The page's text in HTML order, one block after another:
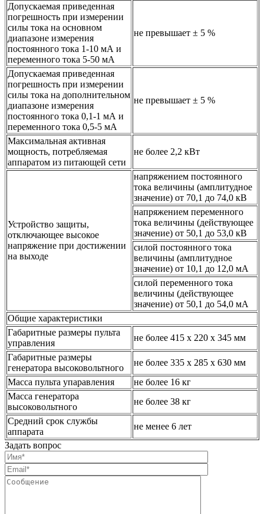
Допускаемая приведенная
погрешность при измерении
силы тока на основном
диапазоне измерения
постоянного тока 1-10 мА и
переменного тока 5-50 мА
не превышает ± 5 %
Допускаемая приведенная
погрешность при измерении
силы тока на дополнительном
диапазоне измерения
постоянного тока 0,1-1 мА и
переменного тока 0,5-5 мА
не превышает ± 5 %
Максимальная активная
мощность, потребляемая
аппаратом из питающей сети
не более 2,2 кВт
Устройство защиты,
отключающее высокое
напряжение при достижении
на выходе
напряжением постоянного
тока величины (амплитудное
значение) от 70,1 до 74,0 кВ
напряжением переменного
тока величины (действующее
значение) от 50,1 до 53,0 кВ
силой постоянного тока
величины (амплитудное
значение) от 10,1 до 12,0 мА
силой переменного тока
величины (действующее
значение) от 50,1 до 54,0 мА
Общие характеристики
Габаритные размеры пульта
управления
не более 415 х 220 х 345 мм
Габаритные размеры
генератора высоковольтного
не более 335 х 285 х 630 мм
Масса пульта упаравления
не более 16 кг
Масса генератора
высоковольтного
не более 38 кг
Средний срок службы
аппарата
не менее 6 лет
Задать вопрос